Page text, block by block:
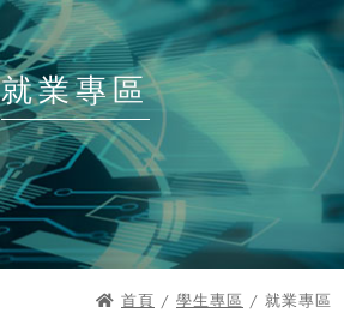
就業專區
首頁 / 學生專區 / 就業專區